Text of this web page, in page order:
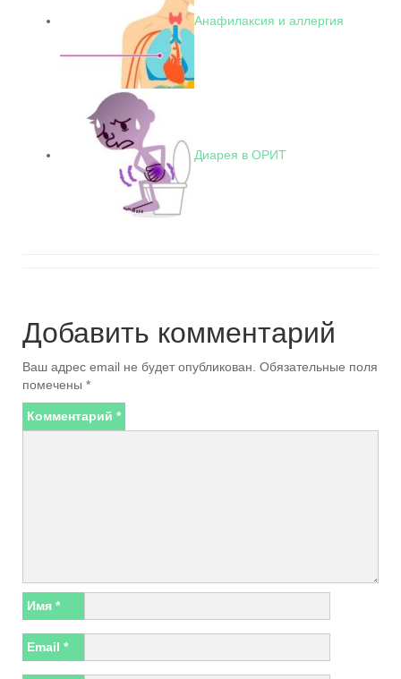
Анафилаксия и аллергия
Диарея в ОРИТ
Добавить комментарий
Ваш адрес email не будет опубликован. Обязательные поля
помечены *
Комментарий *
Имя *
Email *